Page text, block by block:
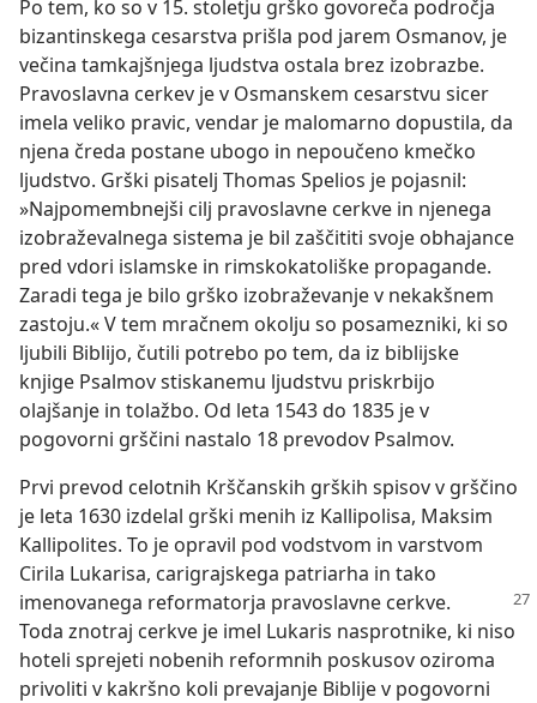
Po tem, ko so v 15. stoletju grško govoreča področja
bizantinskega cesarstva prišla pod jarem Osmanov, je
večina tamkajšnjega ljudstva ostala brez izobrazbe.
Pravoslavna cerkev je v Osmanskem cesarstvu sicer
imela veliko pravic, vendar je malomarno dopustila, da
njena čreda postane ubogo in nepoučeno kmečko
ljudstvo. Grški pisatelj Thomas Spelios je pojasnil:
»Najpomembnejši cilj pravoslavne cerkve in njenega
izobraževalnega sistema je bil zaščititi svoje obhajance
pred vdori islamske in rimskokatoliške propagande.
Zaradi tega je bilo grško izobraževanje v nekakšnem
zastoju.« V tem mračnem okolju so posamezniki, ki so
ljubili Biblijo, čutili potrebo po tem, da iz biblijske
knjige Psalmov stiskanemu ljudstvu priskrbijo
olajšanje in tolažbo. Od leta 1543 do 1835 je v
pogovorni grščini nastalo 18 prevodov Psalmov.
Prvi prevod celotnih Krščanskih grških spisov v grščino
je leta 1630 izdelal grški menih iz Kallipolisa, Maksim
Kallipolites. To je opravil pod vodstvom in varstvom
Cirila Lukarisa, carigrajskega patriarha in tako
imenovanega reformatorja pravoslavne cerkve.
Toda znotraj cerkve je imel Lukaris nasprotnike, ki niso
hoteli sprejeti nobenih reformnih poskusov oziroma
privoliti v kakršno koli prevajanje Biblije v pogovorni